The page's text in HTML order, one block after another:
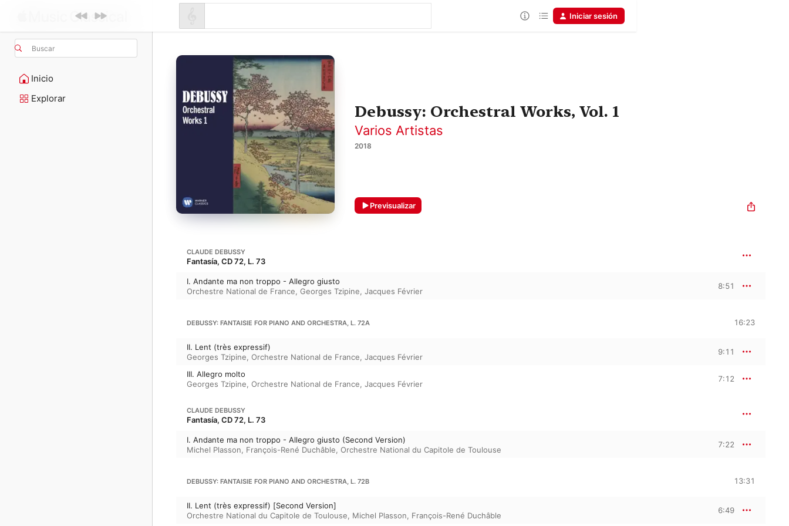
Buscar
Inicio
Explorar
Iniciar sesión
Debussy: Orchestral Works, Vol. 1
Varios Artistas
2018
Previsualizar
CLAUDE DEBUSSY
Fantasía, CD 72, L. 73
I. Andante ma non troppo - Allegro giusto
Orchestre National de France, Georges Tzipine, Jacques Février
8:51
DEBUSSY: FANTAISIE FOR PIANO AND ORCHESTRA, L. 72A 16:23
II. Lent (très expressif)
Georges Tzipine, Orchestre National de France, Jacques Février
9:11
III. Allegro molto
Georges Tzipine, Orchestre National de France, Jacques Février
7:12
CLAUDE DEBUSSY
Fantasía, CD 72, L. 73
I. Andante ma non troppo - Allegro giusto (Second Version)
Michel Plasson, François-René Duchâble, Orchestre National du Capitole de Toulouse
7:22
DEBUSSY: FANTAISIE FOR PIANO AND ORCHESTRA, L. 72B 13:31
II. Lent (très expressif) [Second Version]
Orchestre National du Capitole de Toulouse, Michel Plasson, François-René Duchâble
6:49